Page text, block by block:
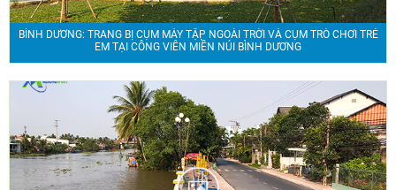
BÌNH DƯƠNG: TRANG BỊ CỤM MÁY TẬP NGOÀI TRỜI VÀ CỤM TRÒ CHƠI TRẺ
EM TẠI CÔNG VIÊN MIỀN NÚI BÌNH DƯƠNG